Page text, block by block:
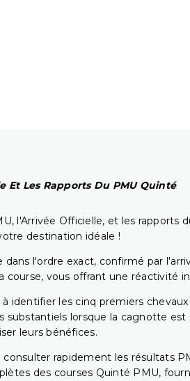
Et Les Rapports Du PMU Quinté
l'Arrivée Officielle, et les rapports
destination idéale !
l'ordre exact, confirmé par
vous offrant une réactivité
les cinq premiers
lorsque la cagnotte
leurs bénéfices.
rapidement les résultats
des courses Quinté PMU,